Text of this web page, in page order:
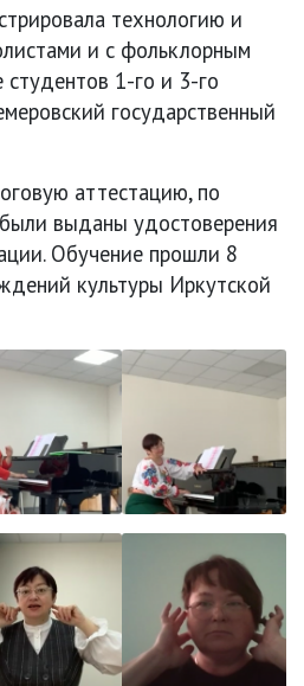
технологию и
и с фольклорным
студентов 1-го и 3-го
государственный
аттестацию, по
выданы удостоверения
Обучение прошли 8
культуры Иркутской